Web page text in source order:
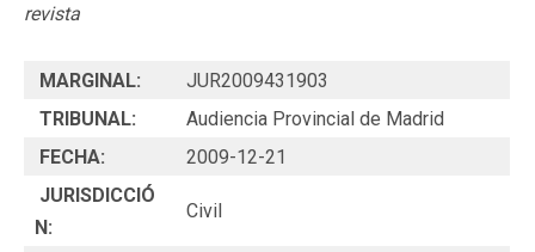
revista
MARGINAL:
JUR2009431903
TRIBUNAL:
Audiencia Provincial de Madrid
FECHA:
2009-12-21
JURISDICCIÓ
N:
Civil